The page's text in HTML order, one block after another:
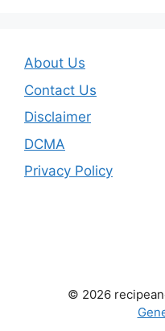
About Us
Contact Us
Disclaimer
DCMA
Privacy Policy
© 2026